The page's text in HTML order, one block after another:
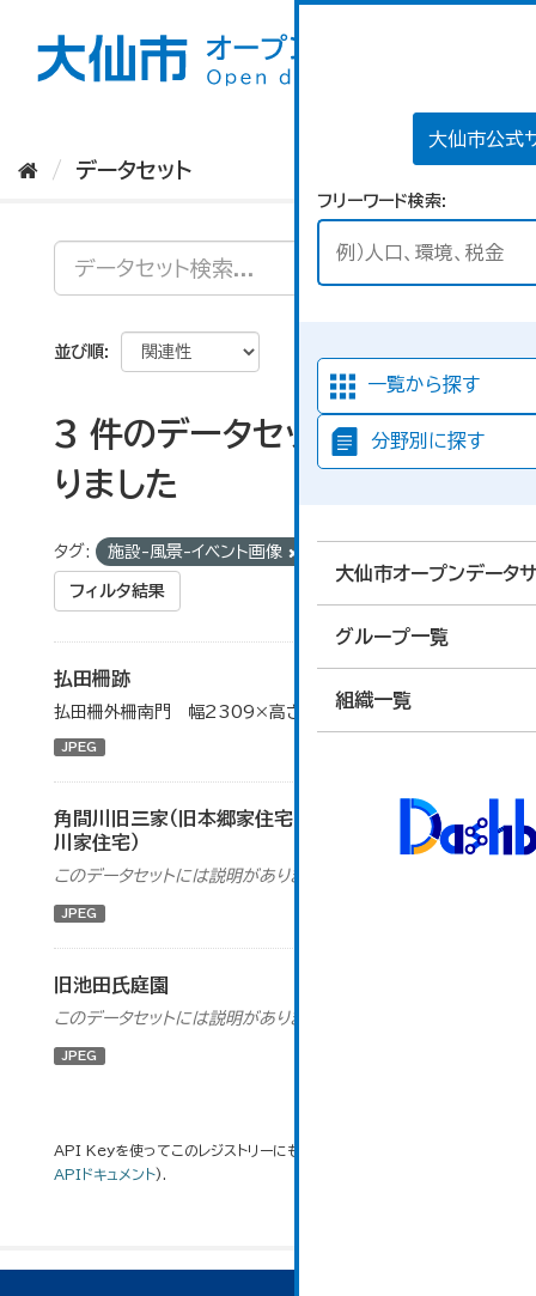
大仙市公式
フリーワード検索
一覧から探す
分野別に探す
大仙市オープンデータ
グループ一覧
組織一覧
データセット
並び順
3 件のデータセットが見つか
りました
タグ: 施設-風景-イベント画像
フィルタ結果
払田柵跡
払田柵外柵南門 幅2309×高さ1732（ピクセル）
JPEG
角間川旧三家（旧本郷家住宅・旧北島家住宅・旧荒
川家住宅）
このデータセットには説明がありません
JPEG
旧池田氏庭園
このデータセットには説明がありません
JPEG
API Keyを使ってこのレジストリーにもアクセス可能です
APIドキュメント).